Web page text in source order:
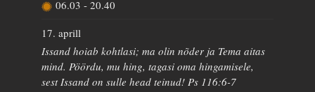
06.03 - 20.40
17. aprill
Issand hoiab kohtlasi; ma olin nõder ja Tema aitas
mind. Pöördu, mu hing, tagasi oma hingamisele,
sest Issand on sulle head teinud! Ps 116:6-7